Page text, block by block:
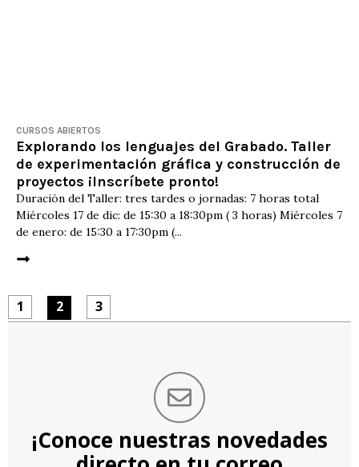
CURSOS ABIERTOS
Explorando los lenguajes del Grabado. Taller
de experimentación gráfica y construcción de
proyectos ¡Inscríbete pronto!
Duración del Taller: tres tardes o jornadas: 7 horas total
Miércoles 17 de dic: de 15:30 a 18:30pm ( 3 horas) Miércoles 7
de enero: de 15:30 a 17:30pm (...
1 2 3
¡Conoce nuestras novedades